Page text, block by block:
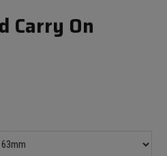
Carry On